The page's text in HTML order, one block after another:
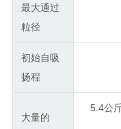
最大通过
粒径
初始自吸
扬程
大量的
5.4公